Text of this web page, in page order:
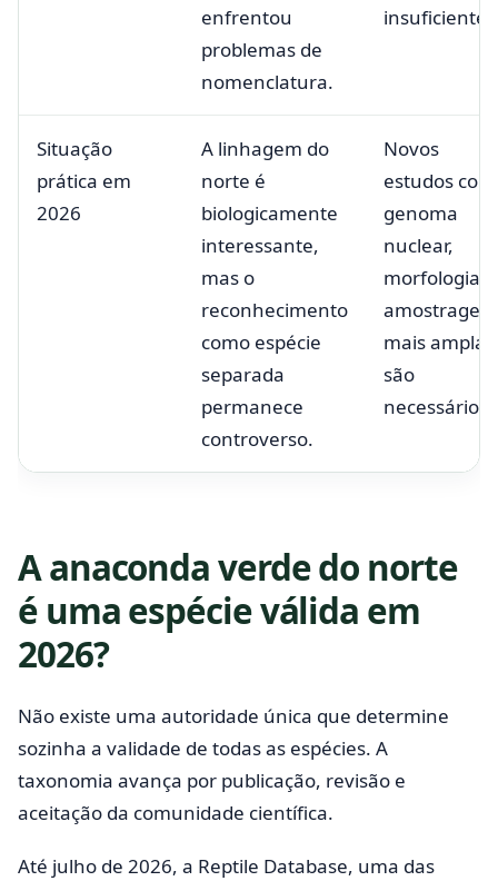
enfrentou
problemas de
nomenclatura.
Situação
prática em
2026
A linhagem do
norte é
biologicamente
interessante,
mas o
reconhecimento
como espécie
separada
permanece
controverso.
Novos
estudos com
genoma
nuclear,
morfologia e
amostragem
mais ampla
são
necessários.
A anaconda verde do norte
é uma espécie válida em
2026?
Não existe uma autoridade única que determine
sozinha a validade de todas as espécies. A
taxonomia avança por publicação, revisão e
aceitação da comunidade científica.
Até julho de 2026, a Reptile Database, uma das